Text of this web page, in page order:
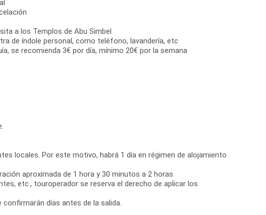
a los Templos de Abu Simbel
de índole personal, como teléfono, lavandería, etc
se recomienda 3€ por día, mínimo 20€ por la semana
locales. Por este motivo, habrá 1 día en régimen de alojamiento
aproximada de 1 hora y 30 minutos a 2 horas.
etc., touroperador se reserva el derecho de aplicar los
días antes de la salida.